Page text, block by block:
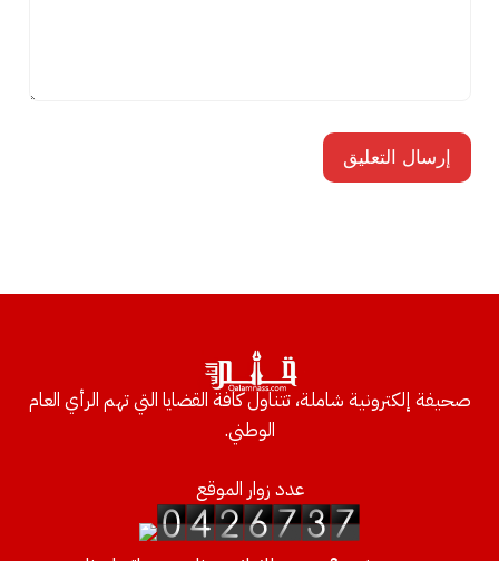
صحيفة إلكترونية شاملة، تتناول كافة القضايا التي تهم الرأي العام
الوطني.
عدد زوار الموقع